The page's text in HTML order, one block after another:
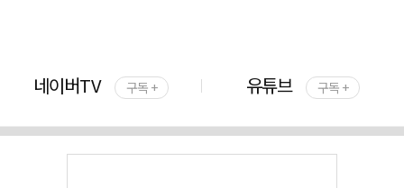
네이버TV 구독 + 유튜브 구독 +